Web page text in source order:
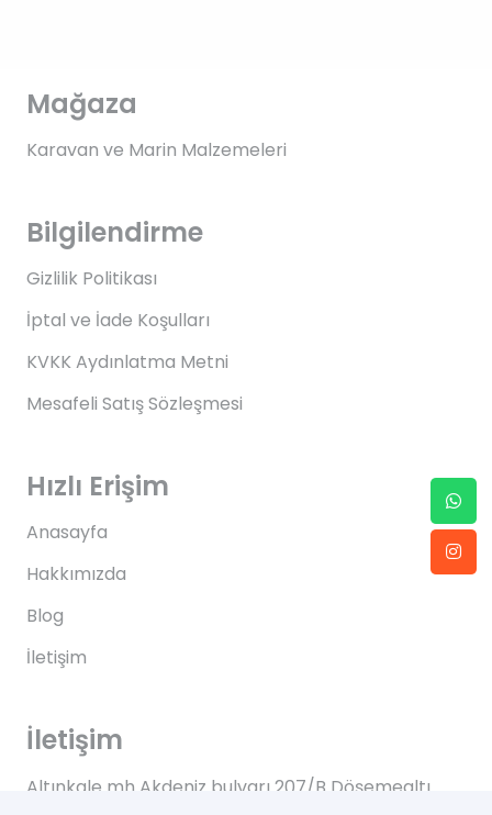
Mağaza
Karavan ve Marin Malzemeleri
Bilgilendirme
Gizlilik Politikası
İptal ve İade Koşulları
KVKK Aydınlatma Metni
Mesafeli Satış Sözleşmesi
Hızlı Erişim
Anasayfa
Hakkımızda
Blog
İletişim
İletişim
Altınkale mh Akdeniz bulvarı 207/B Döşemealtı